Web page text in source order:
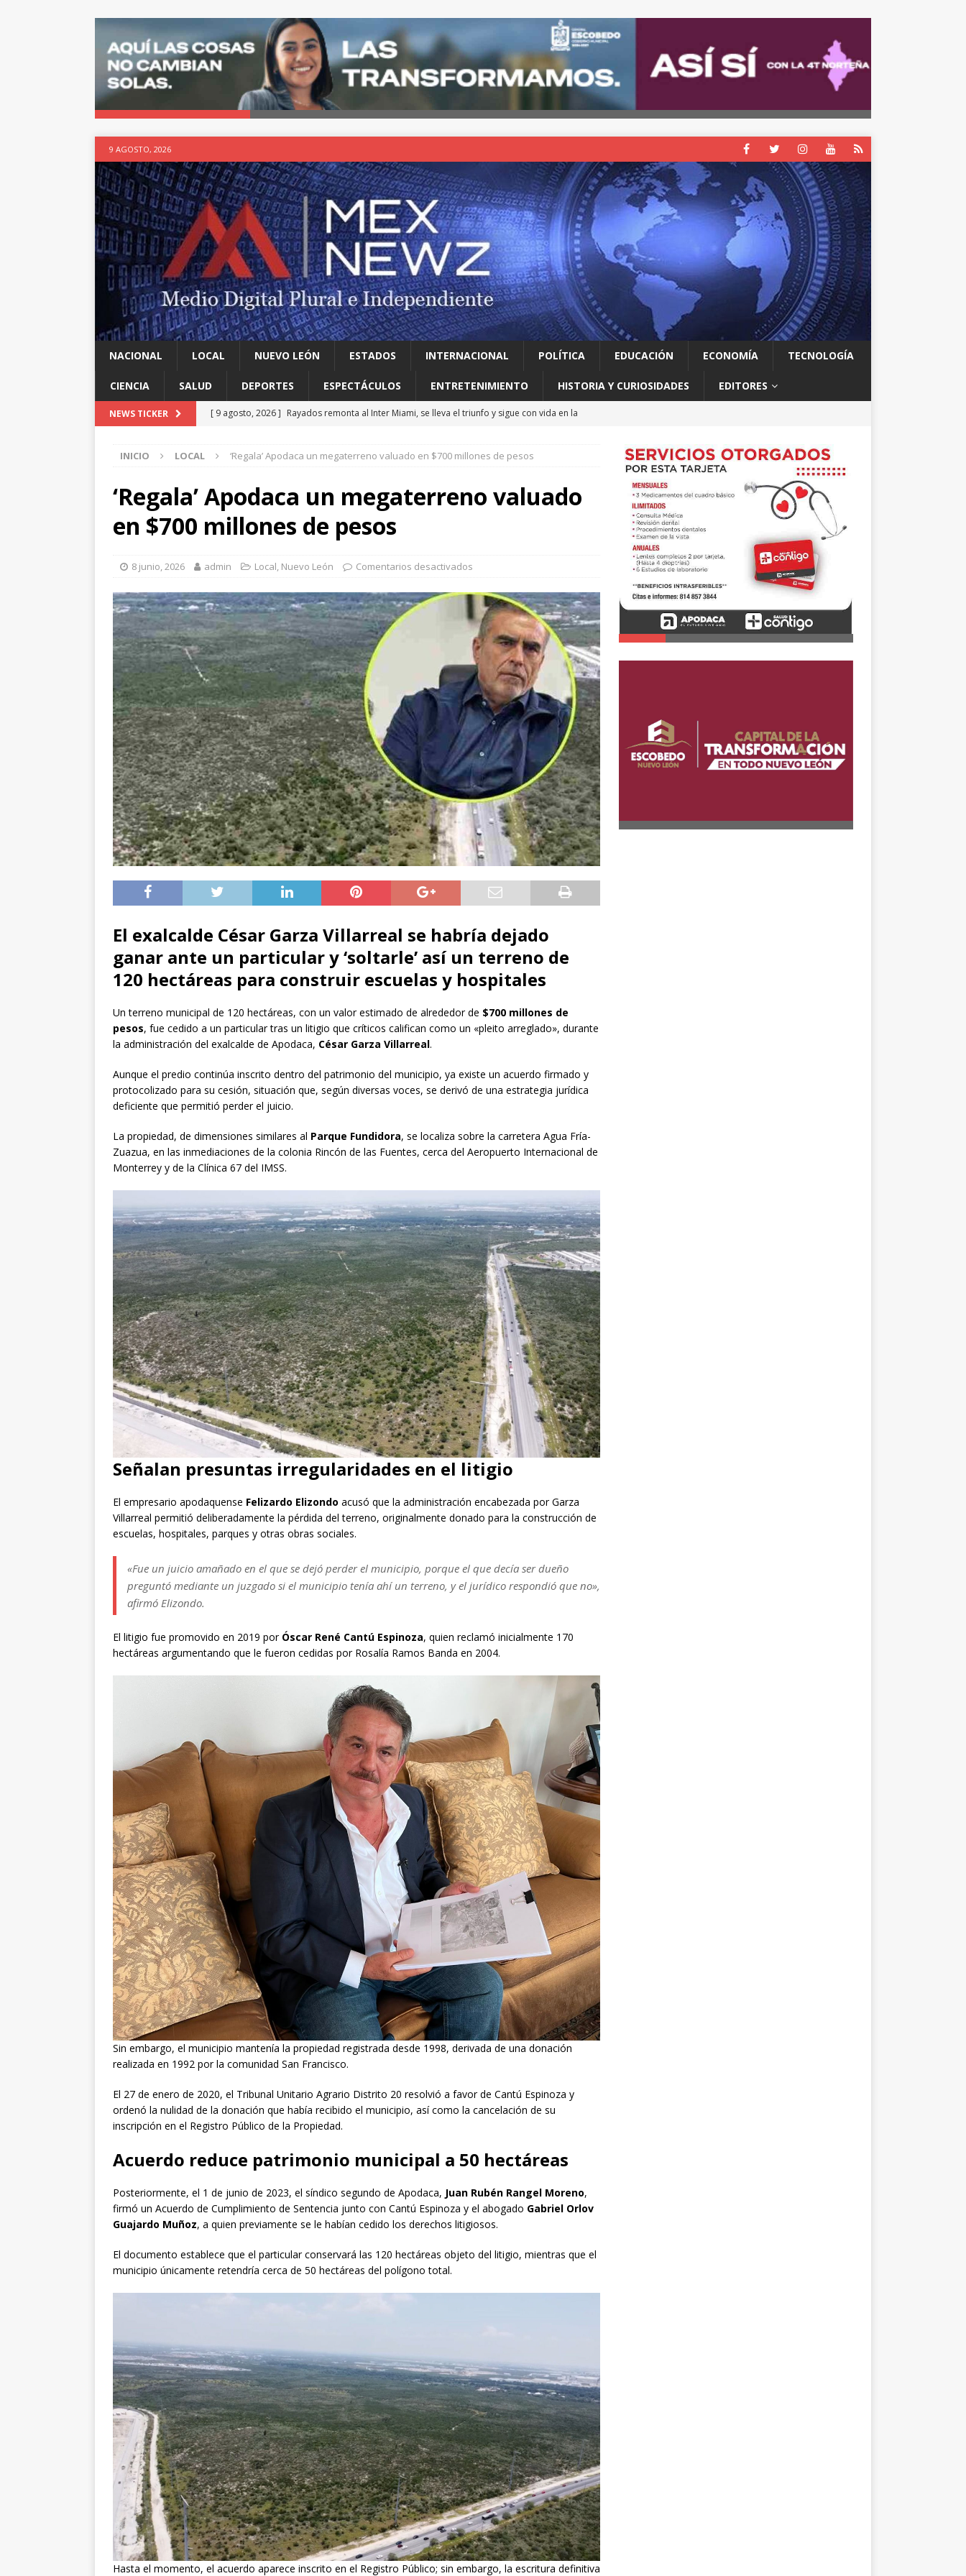
9 AGOSTO, 2026
NACIONAL LOCAL NUEVO LEÓN ESTADOS INTERNACIONAL POLÍTICA EDUCACIÓN ECONOMÍA TECNOLOGÍA
CIENCIA SALUD DEPORTES ESPECTÁCULOS ENTRETENIMIENTO HISTORIA Y CURIOSIDADES EDITORES
NEWS TICKER [ 9 agosto, 2026 ] Rayados remonta al Inter Miami, se lleva el triunfo y sigue con vida en la
[ 9 agosto, 2026 ] Ya cantó el gallo
HISTORIA Y CURIOSIDADES
[ 9 agosto, 2026 ]
Llama Mijes activar el ‘modo sí’ para que llegue la transformación a Nuevo
León
[ 9 agosto, 2026 ] Transforma vidas 4T al sur de Nuevo León: Waldo
INICIO LOCAL ‘Regala’ Apodaca un megaterreno valuado en $700 millones de pesos
‘Regala’ Apodaca un megaterreno valuado
en $700 millones de pesos
8 junio, 2026 admin Local, Nuevo León Comentarios desactivados
El exalcalde César Garza Villarreal se habría dejado
ganar ante un particular y ‘soltarle’ así un terreno de
120 hectáreas para construir escuelas y hospitales
Un terreno municipal de 120 hectáreas, con un valor estimado de alrededor de $700 millones de
pesos, fue cedido a un particular tras un litigio que críticos califican como un «pleito arreglado», durante
la administración del exalcalde de Apodaca, César Garza Villarreal.
Aunque el predio continúa inscrito dentro del patrimonio del municipio, ya existe un acuerdo firmado y
protocolizado para su cesión, situación que, según diversas voces, se derivó de una estrategia jurídica
deficiente que permitió perder el juicio.
La propiedad, de dimensiones similares al Parque Fundidora, se localiza sobre la carretera Agua Fría-
Zuazua, en las inmediaciones de la colonia Rincón de las Fuentes, cerca del Aeropuerto Internacional de
Monterrey y de la Clínica 67 del IMSS.
Señalan presuntas irregularidades en el litigio
El empresario apodaquense Felizardo Elizondo acusó que la administración encabezada por Garza
Villarreal permitió deliberadamente la pérdida del terreno, originalmente donado para la construcción de
escuelas, hospitales, parques y otras obras sociales.
«Fue un juicio amañado en el que se dejó perder el municipio, porque el que decía ser dueño
preguntó mediante un juzgado si el municipio tenía ahí un terreno, y el jurídico respondió que no»,
afirmó Elizondo.
El litigio fue promovido en 2019 por Óscar René Cantú Espinoza, quien reclamó inicialmente 170
hectáreas argumentando que le fueron cedidas por Rosalía Ramos Banda en 2004.
Sin embargo, el municipio mantenía la propiedad registrada desde 1998, derivada de una donación
realizada en 1992 por la comunidad San Francisco.
El 27 de enero de 2020, el Tribunal Unitario Agrario Distrito 20 resolvió a favor de Cantú Espinoza y
ordenó la nulidad de la donación que había recibido el municipio, así como la cancelación de su
inscripción en el Registro Público de la Propiedad.
Acuerdo reduce patrimonio municipal a 50 hectáreas
Posteriormente, el 1 de junio de 2023, el síndico segundo de Apodaca, Juan Rubén Rangel Moreno,
firmó un Acuerdo de Cumplimiento de Sentencia junto con Cantú Espinoza y el abogado Gabriel Orlov
Guajardo Muñoz, a quien previamente se le habían cedido los derechos litigiosos.
El documento establece que el particular conservará las 120 hectáreas objeto del litigio, mientras que el
municipio únicamente retendría cerca de 50 hectáreas del polígono total.
Hasta el momento, el acuerdo aparece inscrito en el Registro Público; sin embargo, la escritura definitiva